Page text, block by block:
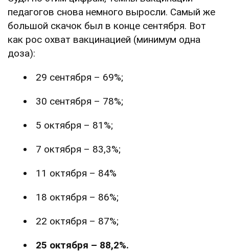
педагогов снова немного выросли. Самый же
большой скачок был в конце сентября. Вот
как рос охват вакцинацией (минимум одна
доза):
29 сентября – 69%;
30 сентября – 78%;
5 октября – 81%;
7 октября – 83,3%;
11 октября – 84%
18 октября – 86%;
22 октября – 87%;
25 октября – 88,2%.